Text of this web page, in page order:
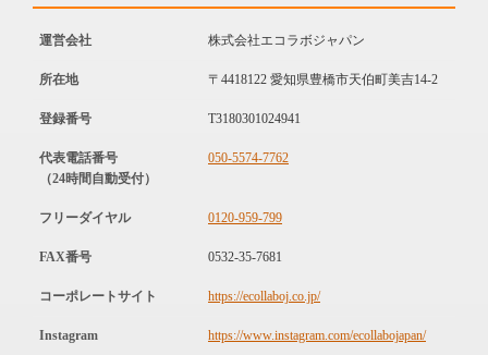
運営会社 株式会社エコラボジャパン
所在地 〒4418122 愛知県豊橋市天伯町美吉14-2
登録番号 T3180301024941
代表電話番号
（24時間自動受付）
050-5574-7762
フリーダイヤル 0120-959-799
FAX番号 0532-35-7681
コーポレートサイト https://ecollaboj.co.jp/
Instagram https://www.instagram.com/ecollabojapan/